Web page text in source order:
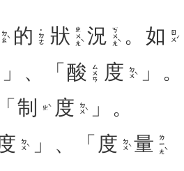
ㄉㄠˋ 的 ˙ㄉㄜ 狀 ㄓㄨㄤˋ 況 ㄎㄨㄤˋ 。如 ㄖㄨˊ
」、「 酸 ㄙㄨㄢ 度 ㄉㄨˋ
」。
制 ㄓˋ 度 ㄉㄨˋ
」。
ㄉㄨˋ 」、「 度 ㄉㄨˋ 量 ㄌㄧㄤˋ